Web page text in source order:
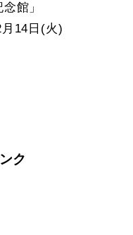
館」
14日(火)
ク